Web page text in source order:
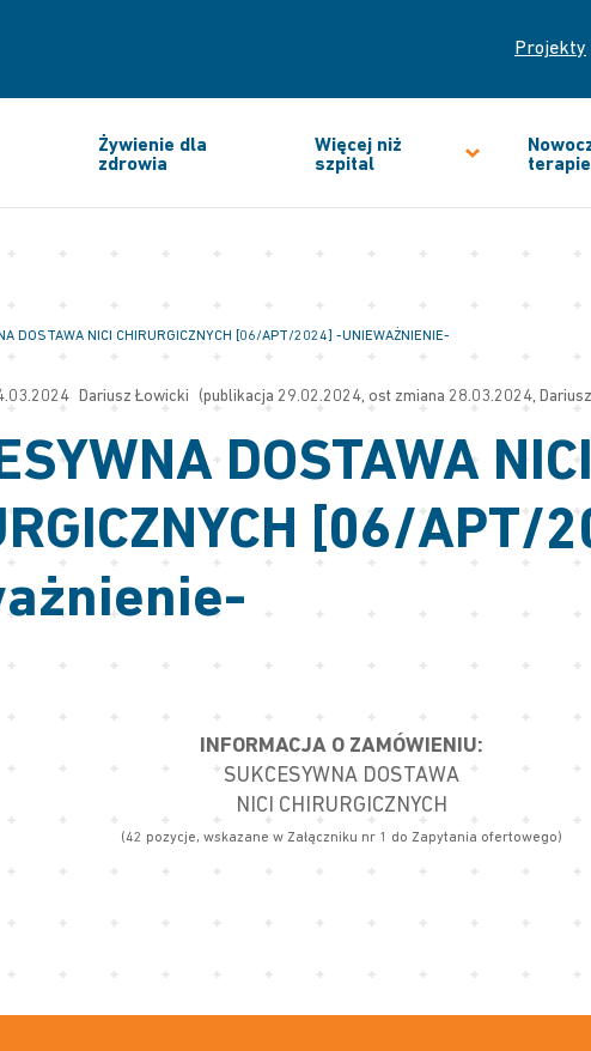
Projekty
Żywienie dla
zdrowia
Więcej niż
szpital
terapie
DOSTAWA NICI CHIRURGICZNYCH [06/APT/2024] -UNIEWAŻNIENIE-
Dariusz Łowicki (publikacja 29.02.2024, ost zmiana 28.03.2024,
DOSTAWA NICI
[06/APT/
INFORMACJA O ZAMÓWIENIU:
SUKCESYWNA DOSTAWA
NICI CHIRURGICZNYCH
(42 pozycje, wskazane w Załączniku nr 1 do Zapytania ofertowego)